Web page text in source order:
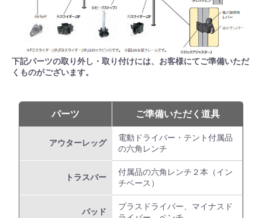
下記パーツの取り外し・取り付けには、お客様にてご準備いただ
くものがございます。
パーツ ご準備いただく道具
アウターレッグ
電動ドライバー・テント付属品
の六角レンチ
トラスバー
付属品の六角レンチ２本（イン
チベース）
パッド
プラスドライバー、マイナスド